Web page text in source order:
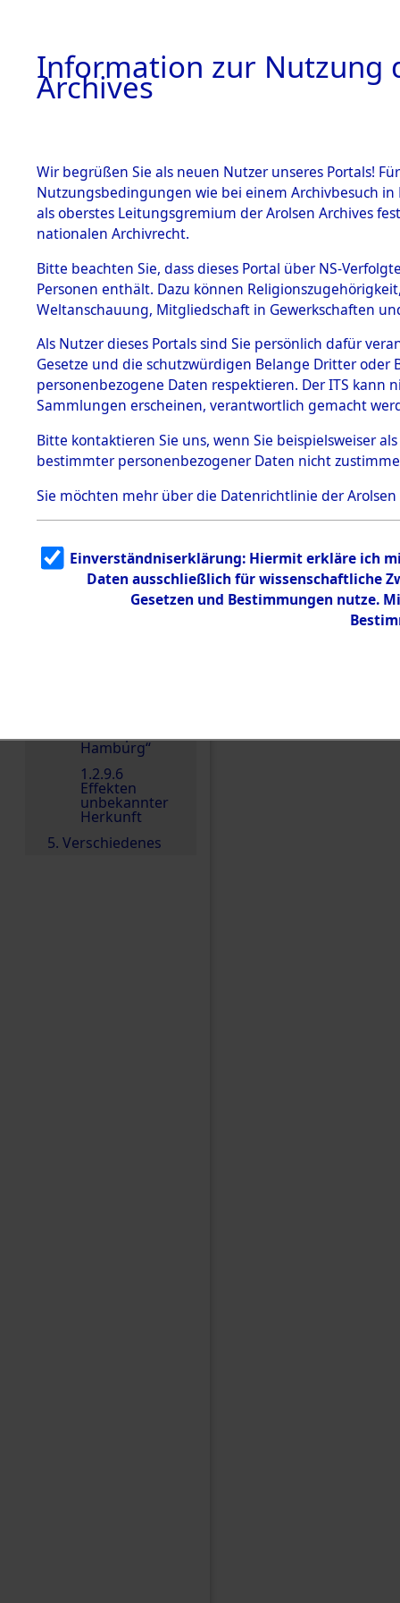
BESTÄNDE
1.
Inhaftierungsdoku
mente
1.2.9 Beim ITS
Effekten
1.2.9.1
Effekten aus
dem KZ
Dachau
1.2.9.2
Effekten aus
dem KZ
Bayerisches
1.2.9.3
Effekten aus
dem KZ
Neuengamm
Hamburg“
1.2.9.6
Effekten
unbekannter
Herkunft
5. Verschiedenes
0001
Einen Kommentar
Information zur Nutzung
Archives
Wir begrüßen Sie als neuen Nutzer unseres Portals!
Nutzungsbedingungen wie bei einem Archivbesuch
als oberstes Leitungsgremium der Arolsen Archives
nationalen Archivrecht.
Bitte beachten Sie, dass dieses Portal über NS-
Personen enthält. Dazu können
Weltanschauung, Mitgliedschaft in Gewerkschaften
Als Nutzer dieses Portals sind Sie persönlich dafür
Gesetze und die schutzwürdigen Belange Dritter
personenbezogene Daten respektieren. Der ITS
Sammlungen erscheinen, verantwortlich gemacht
Bitte kontaktieren Sie uns, wenn Sie beispielsweiser
bestimmter personenbezogener Daten nicht
Sie möchten mehr über die Datenrichtlinie der Arolsen
Einverständniserklärung: Hiermit erkläre ich
Daten ausschließlich für wissenschaftliche
Gesetzen und Bestimmungen nutze.